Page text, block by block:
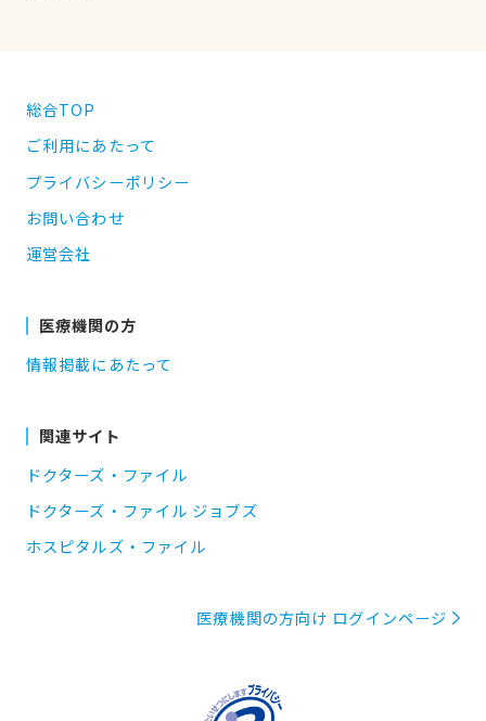
総合TOP
ご利用にあたって
プライバシーポリシー
お問い合わせ
運営会社
医療機関の方
情報掲載にあたって
関連サイト
ドクターズ・ファイル
ドクターズ・ファイル ジョブズ
ホスピタルズ・ファイル
医療機関の方向け ログインページ